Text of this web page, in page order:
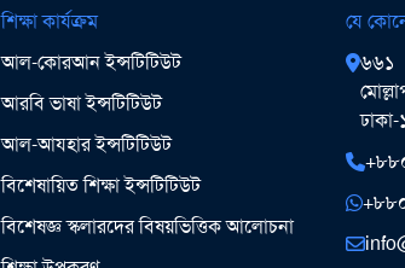
শিক্ষা কার্যক্রম
আল-কোরআন ইন্সটিটিউট
আরবি ভাষা ইন্সটিটিউট
আল-আযহার ইন্সটিটিউট
বিশেষায়িত শিক্ষা ইন্সটিটিউট
বিশেষজ্ঞ স্কলারদের বিষয়ভিত্তিক আলোচনা
যে
৬৬১